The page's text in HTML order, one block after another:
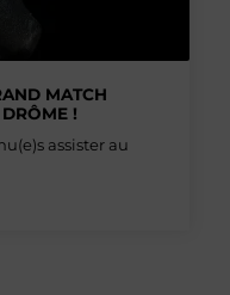
MATCH
!
assister au